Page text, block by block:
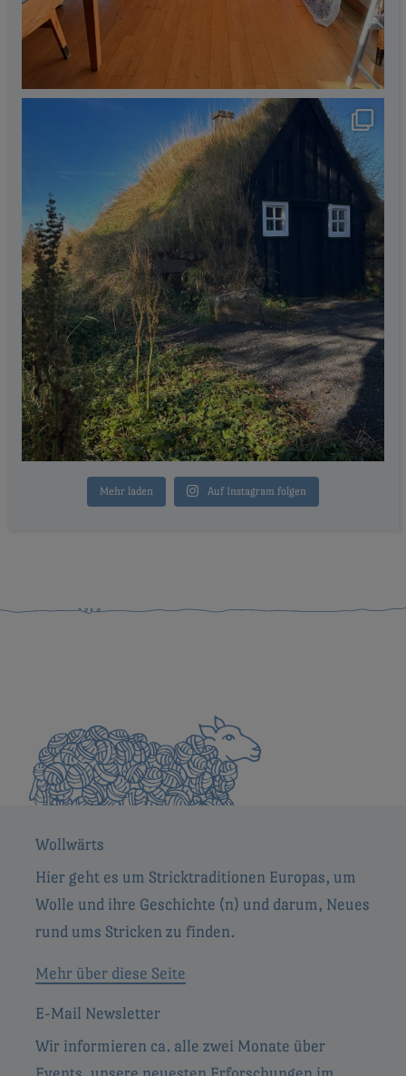
Mehr laden Auf Instagram folgen
Wollwärts
Hier geht es um Stricktraditionen Europas, um
Wolle und ihre Geschichte (n) und darum, Neues
rund ums Stricken zu finden.
Mehr über diese Seite
E-Mail Newsletter
Wir informieren ca. alle zwei Monate über